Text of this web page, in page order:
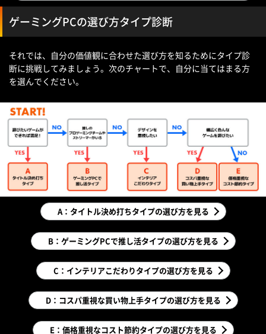
ゲーミングPCの選び方タイプ診断
それでは、自分の価値観に合わせた選び方を知るためにタイプ診
断に挑戦してみましょう。次のチャートで、自分に当てはまる方
を選んでください。
A：タイトル決め打ちタイプの選び方を見る
B：ゲーミングPCで推し活タイプの選び方を見る
C：インテリアこだわりタイプの選び方を見る
D：コスパ重視な買い物上手タイプの選び方を見る
E：価格重視なコスト節約タイプの選び方を見る